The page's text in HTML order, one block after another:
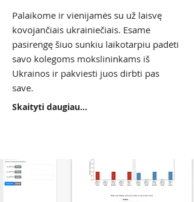
Palaikome ir vienijamės su už laisvę
kovojančiais ukrainiečiais. Esame
pasirengę šiuo sunkiu laikotarpiu padėti
savo kolegoms mokslininkams iš
Ukrainos ir pakviesti juos dirbti pas
save.
Skaityti daugiau...